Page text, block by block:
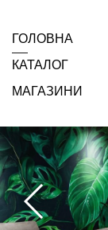
ГОЛОВНА
КАТАЛОГ
МАГАЗИНИ